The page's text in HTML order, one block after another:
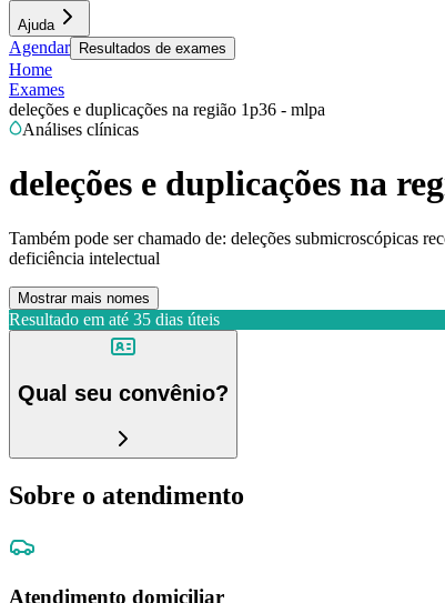
Ajuda
Agendar Resultados de exames
Home
Exames
deleções e duplicações na região 1p36 - mlpa
Análises clínicas
deleções e duplicações na
Também pode ser chamado de: deleções submicroscópicas
deficiência intelectual
Mostrar mais nomes
Resultado em até 35 dias úteis
Qual seu convênio?
Sobre o atendimento
Atendimento domiciliar